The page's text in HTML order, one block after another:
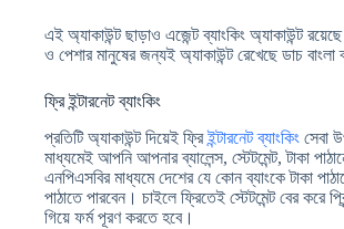
এই অ্যাকাউন্ট ছাড়াও এজেন্ট ব্যাংকিং অ্যাকাউন্ট
ও পেশার মানুষের জন্যই অ্যাকাউন্ট রেখেছে ডাচ বাংলা
ফ্রি ইন্টারনেট ব্যাংকিং
প্রতিটি অ্যাকাউন্ট দিয়েই ফ্রিইন্টারনেট ব্যাংকিং সেবা
মাধ্যমেই আপনি আপনার ব্যালেন্স, স্টেটমেন্ট, টাকা
এনপিএসবির মাধ্যমে দেশের যে কোন ব্যাংকে টাকা
পাঠাতে পারবেন। চাইলে ফ্রিতেই স্টেটমেন্ট বের করে
গিয়ে ফর্ম পূরণ করতে হবে।